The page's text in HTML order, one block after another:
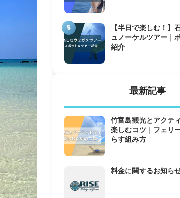
5
【半日で楽しむ！】
ュノーケルツアー｜
紹介
最新記事
竹富島観光とアクテ
楽しむコツ｜フェリ
らす組み方
料金に関するお知ら